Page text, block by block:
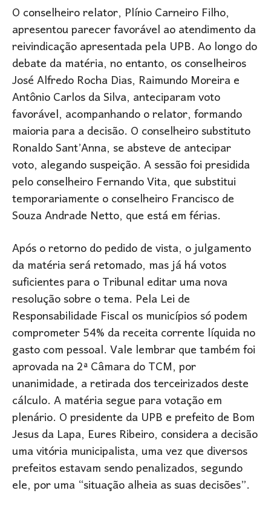
O conselheiro relator, Plínio Carneiro Filho,
apresentou parecer favorável ao atendimento da
reivindicação apresentada pela UPB. Ao longo do
debate da matéria, no entanto, os conselheiros
José Alfredo Rocha Dias, Raimundo Moreira e
Antônio Carlos da Silva, anteciparam voto
favorável, acompanhando o relator, formando
maioria para a decisão. O conselheiro substituto
Ronaldo Sant’Anna, se absteve de antecipar
voto, alegando suspeição. A sessão foi presidida
pelo conselheiro Fernando Vita, que substitui
temporariamente o conselheiro Francisco de
Souza Andrade Netto, que está em férias.
Após o retorno do pedido de vista, o julgamento
da matéria será retomado, mas já há votos
suficientes para o Tribunal editar uma nova
resolução sobre o tema. Pela Lei de
Responsabilidade Fiscal os municípios só podem
comprometer 54% da receita corrente líquida no
gasto com pessoal. Vale lembrar que também foi
aprovada na 2ª Câmara do TCM, por
unanimidade, a retirada dos terceirizados deste
cálculo. A matéria segue para votação em
plenário. O presidente da UPB e prefeito de Bom
Jesus da Lapa, Eures Ribeiro, considera a decisão
uma vitória municipalista, uma vez que diversos
prefeitos estavam sendo penalizados, segundo
ele, por uma “situação alheia as suas decisões”.